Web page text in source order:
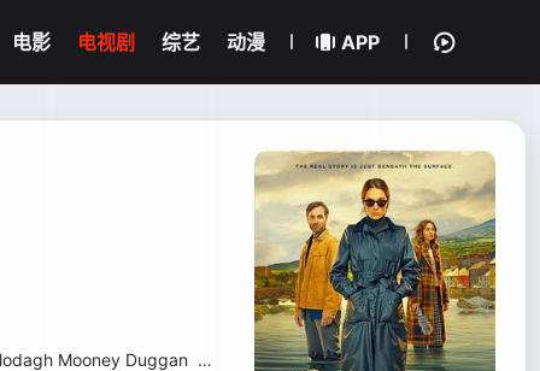
电影 电视剧 综艺 动漫 APP
Mooney Duggan 帕诺·马斯蒂 Zeff Lawless Charlotte